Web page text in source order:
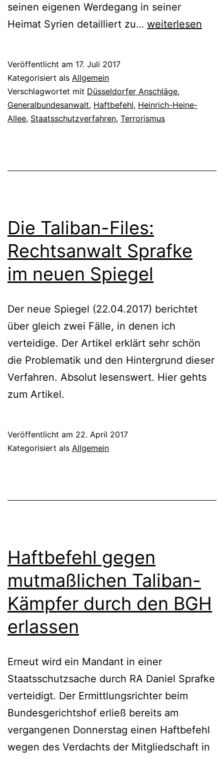
seinen eigenen Werdegang in seiner
Heimat Syrien detailliert zu… weiterlesen
Veröffentlicht am 17. Juli 2017
Kategorisiert als Allgemein
Verschlagwortet mit Düsseldorfer Anschläge,
Generalbundesanwalt, Haftbefehl, Heinrich-Heine-
Allee, Staatsschutzverfahren, Terrorismus
Die Taliban-Files:
Rechtsanwalt Sprafke
im neuen Spiegel
Der neue Spiegel (22.04.2017) berichtet
über gleich zwei Fälle, in denen ich
verteidige. Der Artikel erklärt sehr schön
die Problematik und den Hintergrund dieser
Verfahren. Absolut lesenswert. Hier gehts
zum Artikel.
Veröffentlicht am 22. April 2017
Kategorisiert als Allgemein
Haftbefehl gegen
mutmaßlichen Taliban-
Kämpfer durch den BGH
erlassen
Erneut wird ein Mandant in einer
Staatsschutzsache durch RA Daniel Sprafke
verteidigt. Der Ermittlungsrichter beim
Bundesgerichtshof erließ bereits am
vergangenen Donnerstag einen Haftbefehl
wegen des Verdachts der Mitgliedschaft in